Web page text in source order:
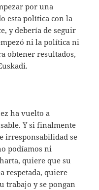
por una
esta política con la
y debería de seguir
ni la política ni
obtener resultados,
ha vuelto a
Y si finalmente
irresponsabilidad se
podíamos ni
quiere que su
respetada, quiere
trabajo y se pongan